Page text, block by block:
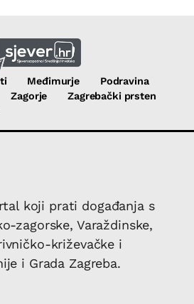
Međimurje
Podravina
Zagorje
Zagrebački prsten
koji prati događanja s
zagorske, Varaždinske,
križevačke i
i Grada Zagreba.